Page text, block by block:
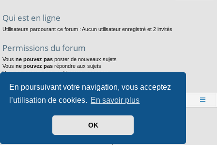
En poursuivant votre navigation, vous acceptez
l’utilisation de cookies. En savoir plus
OK
Qui est en ligne
Utilisateurs parcourant ce forum : Aucun utilisateur enregistré et 2 invités
Permissions du forum
Vous ne pouvez pas poster de nouveaux sujets
Vous ne pouvez pas répondre aux sujets
Vousne pouvez pasmodifier vos messages
Vousne pouvez pasjoindre des fichiers
Accueil Index du forum
Développé parphpBB® Forum Software © phpBB Limited
Arty- phpBB 3.3 par MrGaby
phpBB-fr.com